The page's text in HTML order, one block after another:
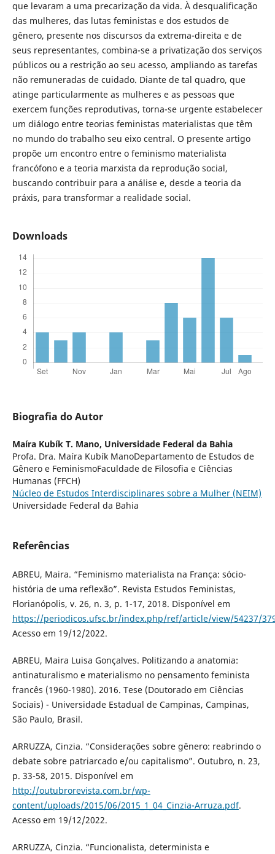
que levaram a uma precarização da vida. À desqualificação
das mulheres, das lutas feministas e dos estudos de
gênero, presente nos discursos da extrema-direita e de
seus representantes, combina-se a privatização dos serviços
públicos ou a restrição ao seu acesso, ampliando as tarefas
não remuneradas de cuidado. Diante de tal quadro, que
atinge particularmente as mulheres e as pessoas que
exercem funções reprodutivas, torna-se urgente estabelecer
um diálogo entre teorias feministas materialistas que têm
no mundo do trabalho seu eixo central. O presente artigo
propõe um encontro entre o feminismo materialista
francófono e a teoria marxista da reprodução social,
buscando contribuir para a análise e, desde a teoria da
práxis, para transformar a realidade social.
Downloads
Biografia do Autor
Maíra Kubík T. Mano, Universidade Federal da Bahia
Profa. Dra. Maíra Kubík ManoDepartamento de Estudos de
Gênero e FeminismoFaculdade de Filosofia e Ciências
Humanas (FFCH)
Núcleo de Estudos Interdisciplinares sobre a Mulher (NEIM)
Universidade Federal da Bahia
Referências
ABREU, Maira. “Feminismo materialista na França: sócio-
história de uma reflexão”. Revista Estudos Feministas,
Florianópolis, v. 26, n. 3, p. 1-17, 2018. Disponível em
https://periodicos.ufsc.br/index.php/ref/article/view/54237/
Acesso em 19/12/2022.
ABREU, Maira Luisa Gonçalves. Politizando a anatomia:
antinaturalismo e materialismo no pensamento feminista
francês (1960-1980). 2016. Tese (Doutorado em Ciências
Sociais) - Universidade Estadual de Campinas, Campinas,
São Paulo, Brasil.
ARRUZZA, Cinzia. “Considerações sobre gênero: reabrindo o
debate sobre patriarcado e/ou capitalismo”. Outubro, n. 23,
p. 33-58, 2015. Disponível em
http://outubrorevista.com.br/wp-
content/uploads/2015/06/2015_1_04_Cinzia-Arruza.pdf.
Acesso em 19/12/2022.
ARRUZZA, Cinzia. “Funcionalista, determinista e